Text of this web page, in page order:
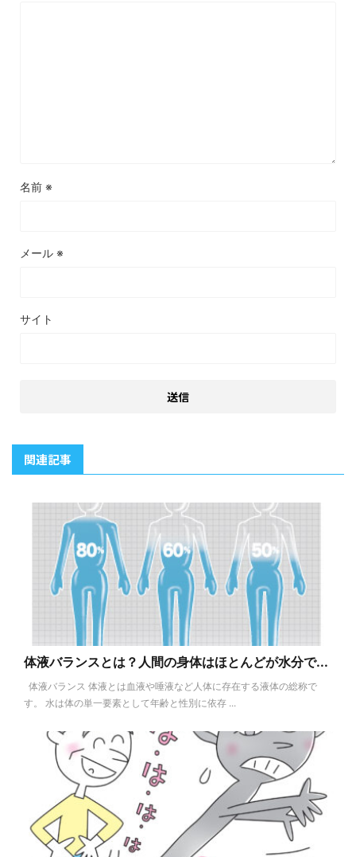
名前 ※
メール ※
サイト
関連記事
体液バランスとは？人間の身体はほとんどが水分で...
体液バランス 体液とは血液や唾液など人体に存在する液体の総称で
す。 水は体の単一要素として年齢と性別に依存 ...